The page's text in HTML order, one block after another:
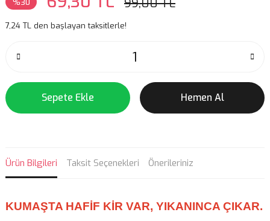
99,00 TL
7,24 TL den başlayan taksitlerle!
Sepete Ekle Hemen Al
Ürün Bilgileri Taksit Seçenekleri Önerileriniz
KUMAŞTA HAFİF KİR VAR, YIKANINCA ÇIKAR.